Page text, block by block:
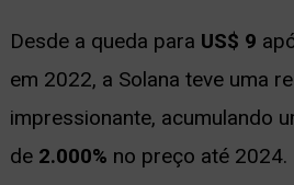
Desde a queda para US$ 9
em 2022, a Solana teve uma
impressionante, acumulando
de 2.000% no preço até 2024.